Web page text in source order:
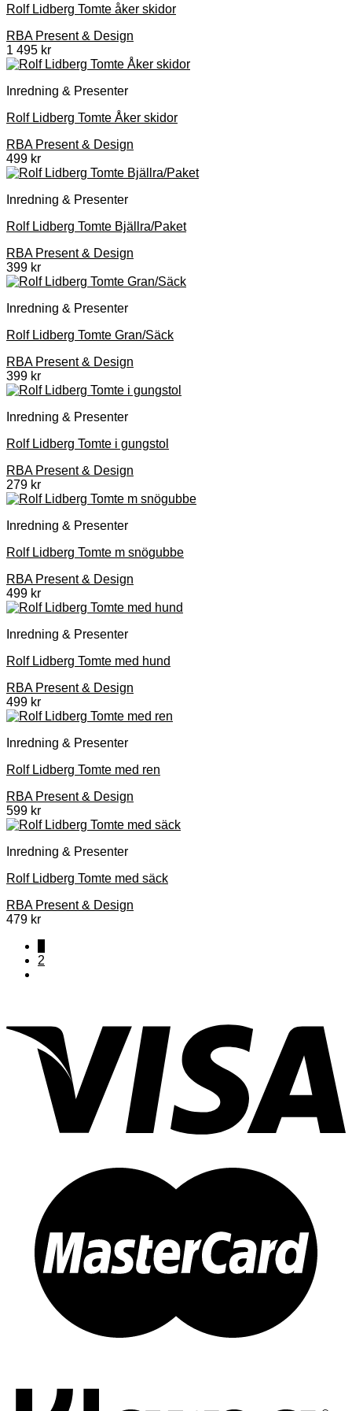
Rolf Lidberg Tomte åker skidor
RBA Present & Design
1 495 kr
Inredning & Presenter
Rolf Lidberg Tomte Åker skidor
RBA Present & Design
499 kr
Inredning & Presenter
Rolf Lidberg Tomte Bjällra/Paket
RBA Present & Design
399 kr
Inredning & Presenter
Rolf Lidberg Tomte Gran/Säck
RBA Present & Design
399 kr
Inredning & Presenter
Rolf Lidberg Tomte i gungstol
RBA Present & Design
279 kr
Inredning & Presenter
Rolf Lidberg Tomte m snögubbe
RBA Present & Design
499 kr
Inredning & Presenter
Rolf Lidberg Tomte med hund
RBA Present & Design
499 kr
Inredning & Presenter
Rolf Lidberg Tomte med ren
RBA Present & Design
599 kr
Inredning & Presenter
Rolf Lidberg Tomte med säck
RBA Present & Design
479 kr
2